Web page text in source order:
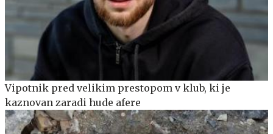
Vipotnik pred velikim prestopom v klub, ki je
kaznovan zaradi hude afere